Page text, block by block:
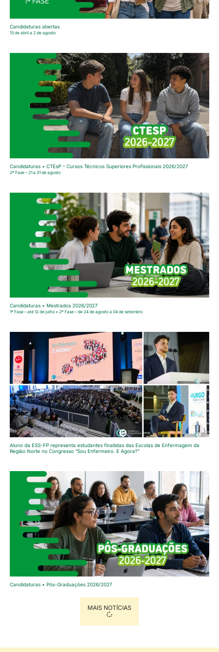
Candidaturas abertas
13 de abril a 2 de agosto
Candidaturas • CTEsP – Cursos Técnicos Superiores Profissionais 2026/2027
2ª Fase – 21 a 31 de agosto
Candidaturas • Mestrados 2026/2027
1ª Fase – até 12 de julho • 2ª Fase – de 24 de agosto a 04 de setembro
Aluno da ESS-FP representa estudantes finalistas das Escolas de Enfermagem da
Região Norte no Congresso “Sou Enfermeiro. E Agora?”
Candidaturas • Pós-Graduações 2026/2027
MAIS NOTÍCIAS